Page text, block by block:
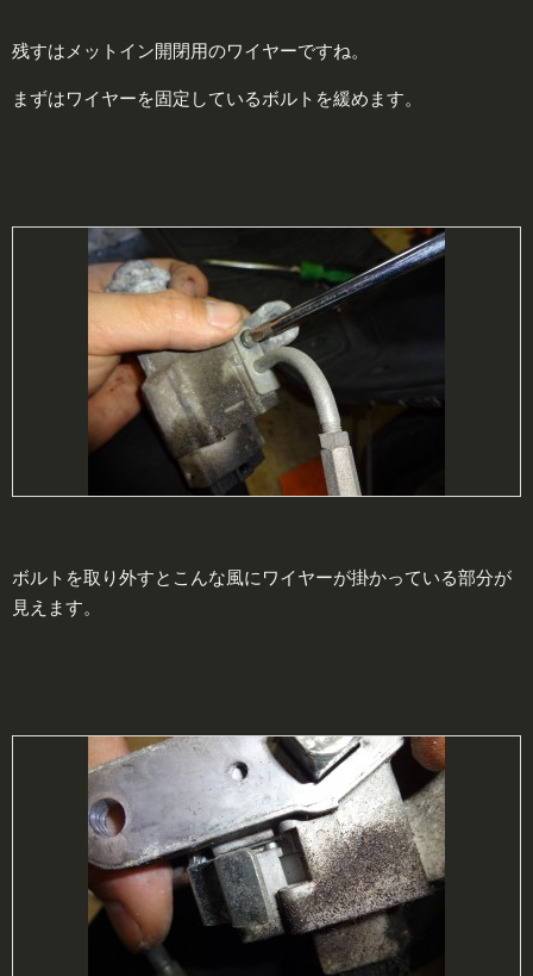
残すはメットイン開閉用のワイヤーですね。
まずはワイヤーを固定しているボルトを緩めます。
ボルトを取り外すとこんな風にワイヤーが掛かっている部分が
見えます。